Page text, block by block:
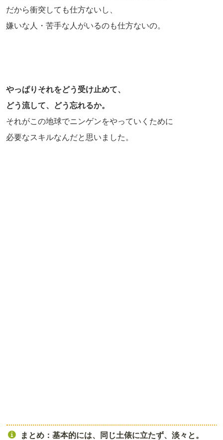
だから衝突しても仕方ないし、
嫌いな人・苦手な人がいるのも仕方ないの。
やっぱりそれをどう受け止めて、
どう流して、どう忘れるか。
それがこの地球でニンゲンをやっていくために
必要なスキルなんだと思いました。
まとめ：基本的には、同じ土俵に立たず、淡々と。